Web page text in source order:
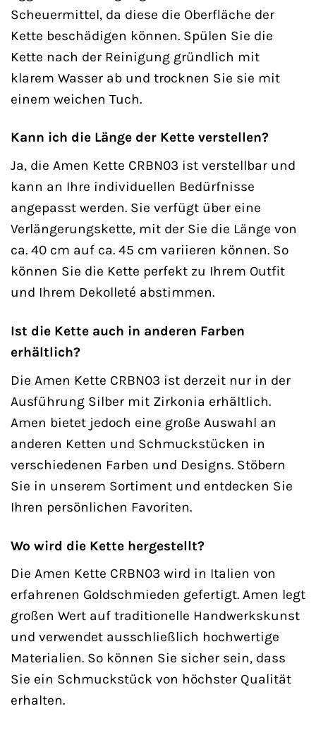
Scheuermittel, da diese die Oberfläche der
Kette beschädigen können. Spülen Sie die
Kette nach der Reinigung gründlich mit
klarem Wasser ab und trocknen Sie sie mit
einem weichen Tuch.
Kann ich die Länge der Kette verstellen?
Ja, die Amen Kette CRBN03 ist verstellbar und
kann an Ihre individuellen Bedürfnisse
angepasst werden. Sie verfügt über eine
Verlängerungskette, mit der Sie die Länge von
ca. 40 cm auf ca. 45 cm variieren können. So
können Sie die Kette perfekt zu Ihrem Outfit
und Ihrem Dekolleté abstimmen.
Ist die Kette auch in anderen Farben
erhältlich?
Die Amen Kette CRBN03 ist derzeit nur in der
Ausführung Silber mit Zirkonia erhältlich.
Amen bietet jedoch eine große Auswahl an
anderen Ketten und Schmuckstücken in
verschiedenen Farben und Designs. Stöbern
Sie in unserem Sortiment und entdecken Sie
Ihren persönlichen Favoriten.
Wo wird die Kette hergestellt?
Die Amen Kette CRBN03 wird in Italien von
erfahrenen Goldschmieden gefertigt. Amen legt
großen Wert auf traditionelle Handwerkskunst
und verwendet ausschließlich hochwertige
Materialien. So können Sie sicher sein, dass
Sie ein Schmuckstück von höchster Qualität
erhalten.